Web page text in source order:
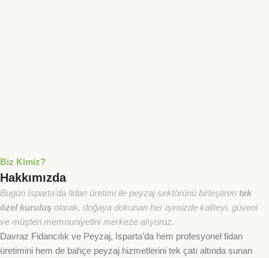
Biz Kimiz?
Hakkımızda
Bugün Isparta’da fidan üretimi ile peyzaj sektörünü birleştiren tek
özel kuruluş olarak, doğaya dokunan her işimizde kaliteyi, güveni
ve müşteri memnuniyetini merkeze alıyoruz.
Davraz Fidancılık ve Peyzaj, Isparta’da hem profesyonel fidan
üretimini hem de bahçe peyzaj hizmetlerini tek çatı altında sunan